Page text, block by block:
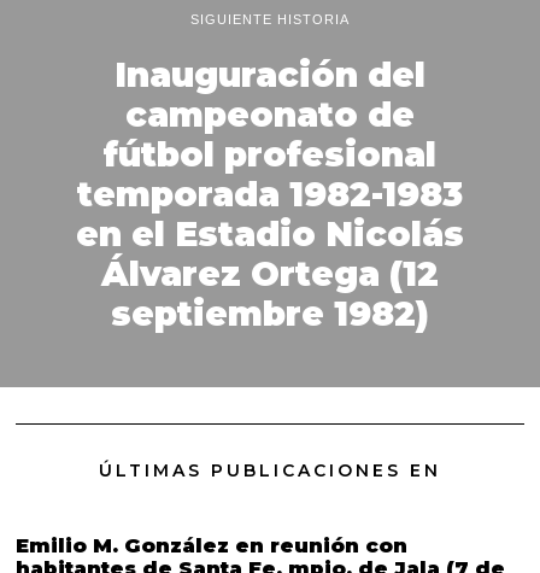
SIGUIENTE HISTORIA
Inauguración del
campeonato de
fútbol profesional
temporada 1982-1983
en el Estadio Nicolás
Álvarez Ortega (12
septiembre 1982)
ÚLTIMAS PUBLICACIONES EN
Emilio M. González en reunión con